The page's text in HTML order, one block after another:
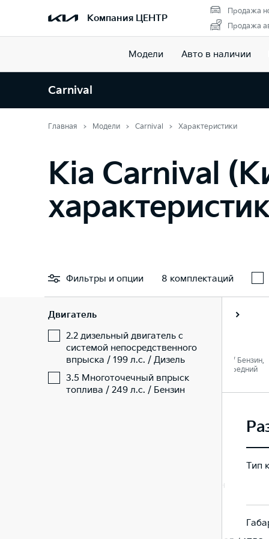
Компания ЦЕНТР
Продажа
Продажа
Модели Авто в наличии
Carnival
Главная Модели Carnival Характеристики
Kia Carnival
Фильтры и опции 8 комплектаций
Двигатель
2.2 дизельный двигатель с
системой непосредственного
впрыска / 199 л.с. / Дизель
3.5 Многоточечный впрыск
топлива / 249 л.с. / Бензин
Престиж
2.2 / 199 л. c. / Дизель,
3.5 / 249 л. c. / Бензин,
Автомат / Передний
Тип
Минивэн